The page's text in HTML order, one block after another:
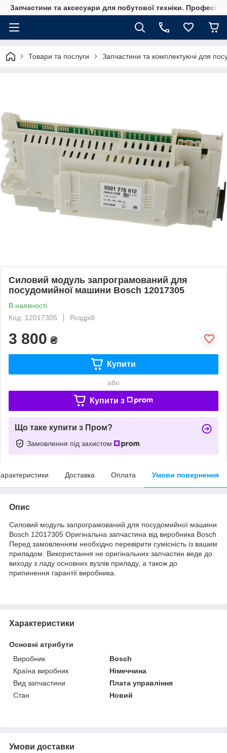
Запчастини та аксесуари для побутової техніки.
Товари та послуги Запчастини та комплектуючі для
Силовий модуль запрограмований для
посудомийної машини Bosch 12017305
В наявності
Код: 12017305
Роздріб
3 800 ₴
Купити
або
Купити з
Що таке купити з Пром?
Замовлення під захистом
Доставка Оплата Умови повернення
Опис
Силовий модуль запрограмований для посудомийної машини
Bosch 12017305 Оригінальна запчастина від виробника Bosch
Перед замовленням необхідно перевірити сумісність із вашим
приладом. Використання не оригінальних запчастин веде до
виходу з ладу основних вузлів приладу, а також до
припинення гарантії виробника.
Характеристики
Основні атрибути
Виробник
Bosch
Країна виробник
Німеччина
Вид запчастини
Плата управління
Стан
Новий
Умови доставки